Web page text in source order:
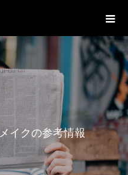
メイクの参考情報